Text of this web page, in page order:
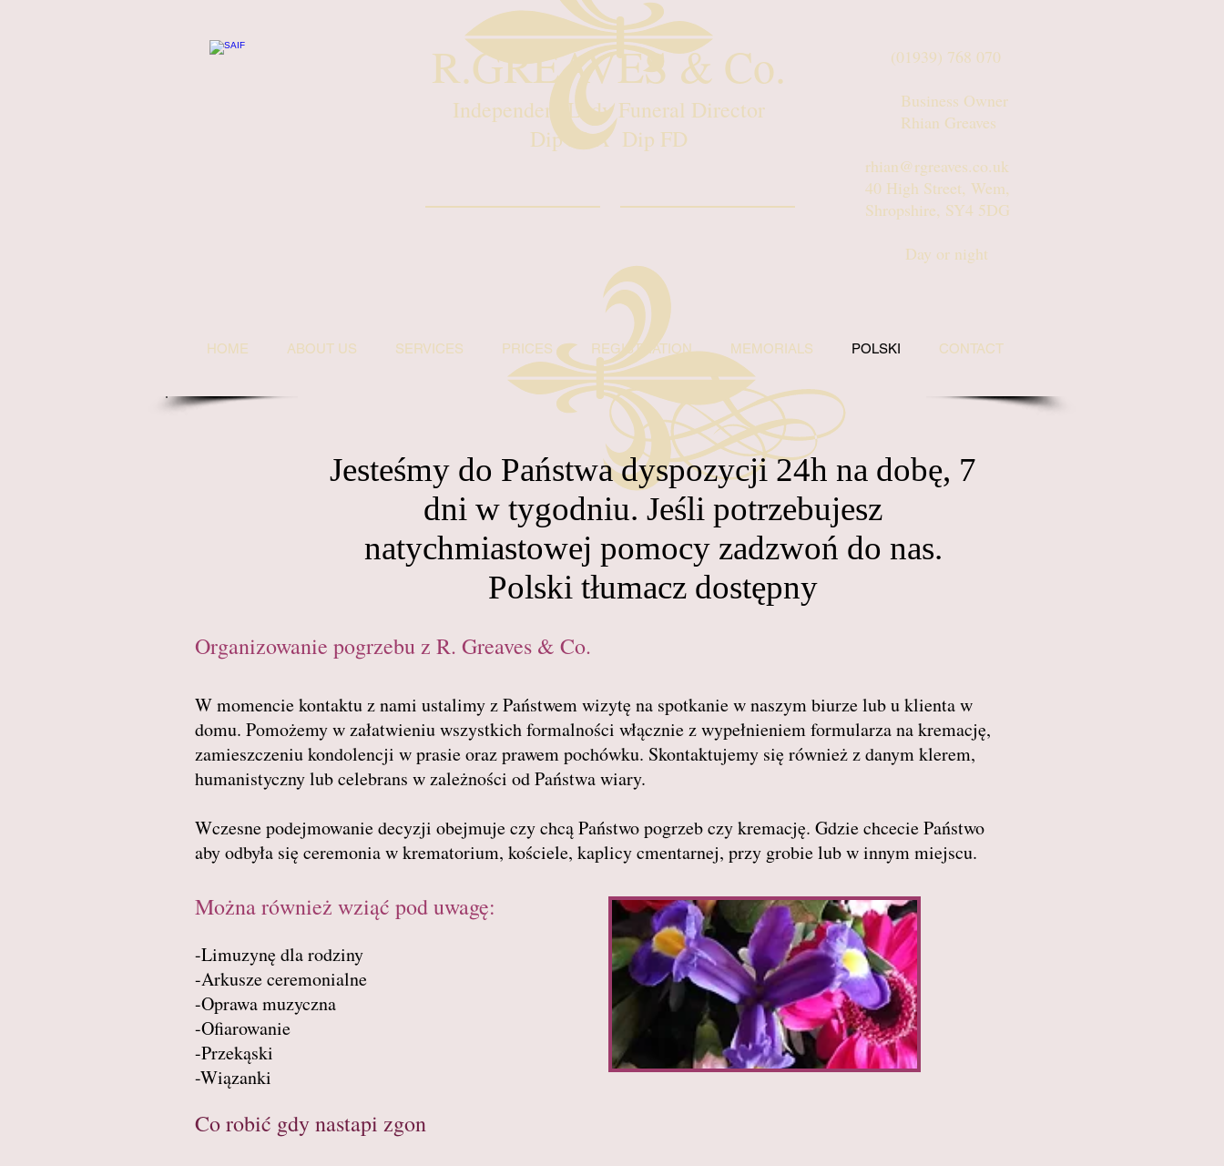
R.GREAVES & Co.
Independent Lady Funeral Director
Dip FAA Dip FD
(01939) 768 070
Business Owner
Rhian Greaves
rhian@rgreaves.co.uk
40 High Street, Wem,
Shropshire, SY4 5DG
Day or night
HOME ABOUT US SERVICES PRICES REGISTRATION MEMORIALS POLSKI CONTACT
Jesteśmy do Państwa dyspozycji 24h na dobę, 7
dni w tygodniu. Jeśli potrzebujesz
natychmiastowej pomocy zadzwoń do nas.
Polski tłumacz dostępny
Organizowanie pogrzebu z R. Greaves & Co.
W momencie kontaktu z nami ustalimy z Państwem wizytę na spotkanie w naszym biurze lub u klienta w
domu. Pomożemy w załatwieniu wszystkich formalności włącznie z wypełnieniem formularza na kremację,
zamieszczeniu kondolencji w prasie oraz prawem pochówku. Skontaktujemy się również z danym klerem,
humanistyczny lub celebrans w zależności od Państwa wiary.
Wczesne podejmowanie decyzji obejmuje czy chcą Państwo pogrzeb czy kremację. Gdzie chcecie Państwo
aby odbyła się ceremonia w krematorium, kościele, kaplicy cmentarnej, przy grobie lub w innym miejscu.
Można również wziąć pod uwagę:
-Limuzynę dla rodziny
-Arkusze ceremonialne
-Oprawa muzyczna
-Ofiarowanie
-Przekąski
-Wiązanki
Co robić gdy nastapi zgon